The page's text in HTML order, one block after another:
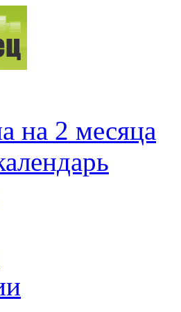
на 2 месяца